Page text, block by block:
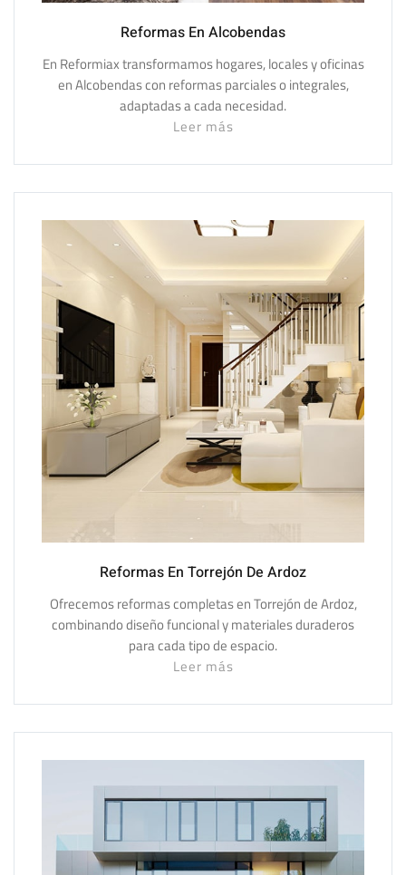
Reformas En Alcobendas
En Reformiax transformamos hogares, locales y oficinas
en Alcobendas con reformas parciales o integrales,
adaptadas a cada necesidad.
Leer más
Reformas En Torrejón De Ardoz
Ofrecemos reformas completas en Torrejón de Ardoz,
combinando diseño funcional y materiales duraderos
para cada tipo de espacio.
Leer más